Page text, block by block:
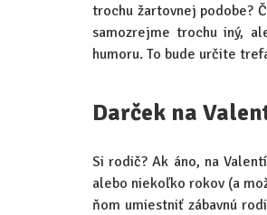
trochu žartovnej podobe?
samozrejme trochu iný,
humoru. To bude určite
Darček na
Si rodič? Ak áno, na
alebo niekoľko rokov (a
ňom umiestniť zábavnú